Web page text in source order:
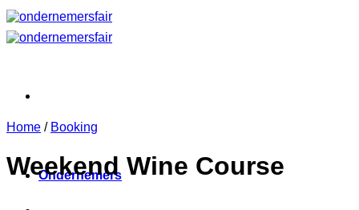
Ga
naar
inhoud
Ondernemers
Home / Booking
Weekend Wine Course